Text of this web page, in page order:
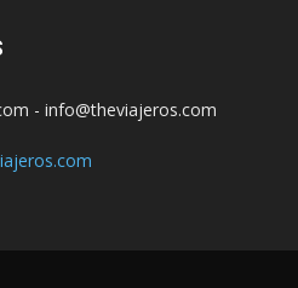
- info@theviajeros.com